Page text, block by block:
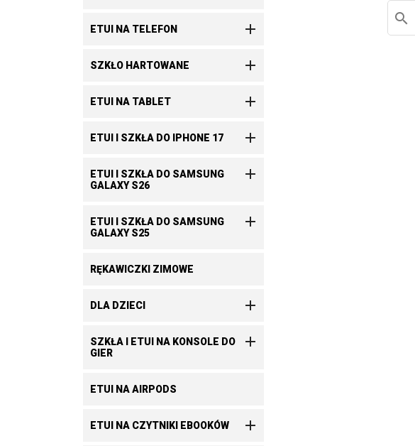
ETUI NA TELEFON 
SZKŁO HARTOWANE 
ETUI NA TABLET 
ETUI I SZKŁA DO IPHONE 17 
ETUI I SZKŁA DO SAMSUNG
GALAXY S26

ETUI I SZKŁA DO SAMSUNG
GALAXY S25

RĘKAWICZKI ZIMOWE
DLA DZIECI 
SZKŁA I ETUI NA KONSOLE DO
GIER

ETUI NA AIRPODS
ETUI NA CZYTNIKI EBOOKÓW 
search